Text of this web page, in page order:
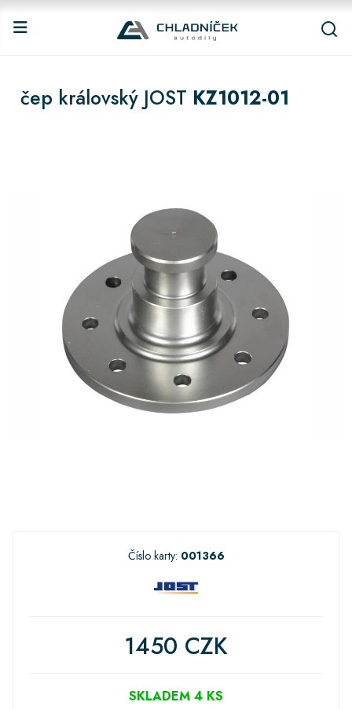
čep královský JOST KZ1012-01
Číslo karty: 001366
1450 CZK
SKLADEM 4 KS